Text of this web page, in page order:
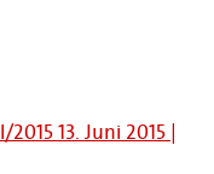
I/2015 13. Juni 2015 |